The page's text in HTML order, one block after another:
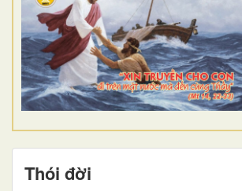
Thói đời